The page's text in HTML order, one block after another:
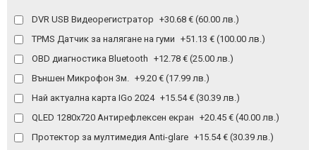
DVR USB Видеорегистратор +30.68 € (60.00 лв.)
TPMS Датчик за налягане на гуми +51.13 € (100.00 лв.)
OBD диагностика Bluetooth +12.78 € (25.00 лв.)
Външен Микрофон 3м.
+9.20 € (17.99 лв.)
Най актуална карта IGo 2024 +15.54 € (30.39 лв.)
QLED 1280x720 Антирефлексен екран +20.45 € (40.00 лв.)
Протектор за мултимедия Anti-glare +15.54 € (30.39 лв.)